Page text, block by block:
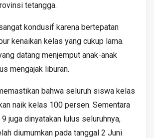
tetangga.
kondusif karena bertepatan
kenaikan kelas yang cukup lama.
datang menjemput anak-anak
mengajak liburan.
bahwa seluruh siswa kelas
naik kelas 100 persen. Sementara
juga dinyatakan lulus seluruhnya,
diumumkan pada tanggal 2 Juni